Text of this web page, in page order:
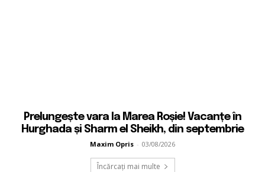
Prelungește vara la Marea Roșie! Vacanțe în
Hurghada și Sharm el Sheikh, din septembrie
Maxim Opris - 03/08/2026
Încărcați mai multe